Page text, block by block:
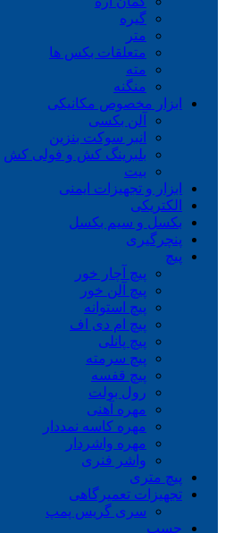
گیره
متر
متعلقات بکس ها
مته
منگنه
ابزار مخصوص مکانیکی
آلن بکسی
انبر سوکت بنزین
بلبرینگ کش و فولی کش
بیت
ابزار و تجهیزات ایمنی
الکتریکی
بکسل و سیم بکسل
پنچرگیری
پیچ
پیچ آچار خور
پیچ آلن خور
پیچ استوانه
پیچ ام دی اف
پیچ پانلی
پیچ سرمته
پیچ قفسه
رول بولت
مهره آهنی
مهره کاسه نمددار
مهره واشردار
واشر فنری
پیچ متری
تجهیزات تعمیرگاهی
سری گریس پمپ
چسب